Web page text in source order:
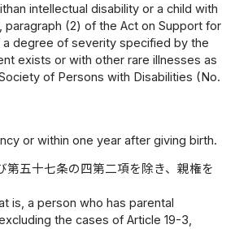
intellectual disability or a child with
(2) of the Act on Support for
degree of severity specified by the
exists or with other rare illnesses as
of Persons with Disabilities (No.
or within one year after giving birth.
五十七条の四第二項を除き、親権を
is, a person who has parental
the cases of Article 19-3,